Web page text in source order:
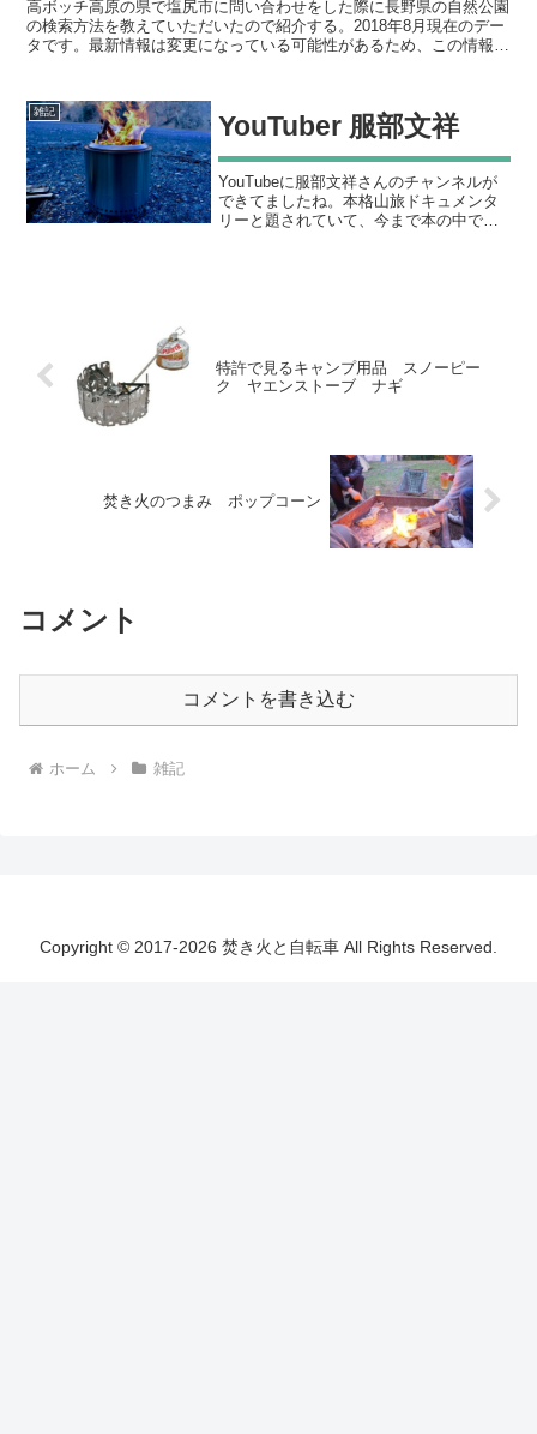
高ボッチ高原の県で塩尻市に問い合わせをした際に長野県の自然公園
の検索方法を教えていただいたので紹介する。2018年8月現在のデー
タです。最新情報は変更になっている可能性があるため、この情報を
雑記 YouTuber 服部文祥
YouTubeに服部文祥さんのチャンネルが
できてましたね。本格山旅ドキュメンタ
リーと題されていて、今まで本の中でし
特許で見るキャンプ用品 スノーピー
ク ヤエンストーブ ナギ
焚き火のつまみ ポップコーン
コメント
コメントを書き込む
ホーム 雑記
Copyright © 2017-2026 焚き火と自転車 All Rights Reserved.